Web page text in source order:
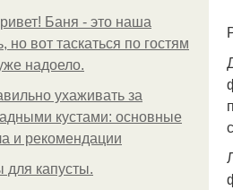
Баня - это наша
но вот таскаться по гостям
надоело.
ухаживать за
кустами: основные
и рекомендации
для капусты.